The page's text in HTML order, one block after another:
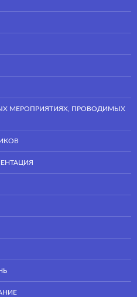
МЕРОПРИЯТИЯХ, ПРОВОДИМЫХ